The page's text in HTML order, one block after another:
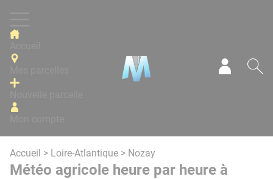
Accueil > Loire-Atlantique > Nozay
Météo agricole heure par heure à